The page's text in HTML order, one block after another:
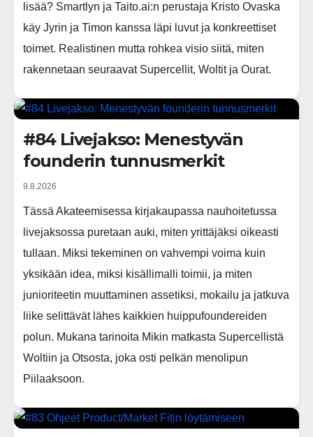
lisää? Smartlyn ja Taito.ai:n perustaja Kristo Ovaska
käy Jyrin ja Timon kanssa läpi luvut ja konkreettiset
toimet. Realistinen mutta rohkea visio siitä, miten
rakennetaan seuraavat Supercellit, Woltit ja Ourat.
#84 Livejakso: Menestyvän
founderin tunnusmerkit
9.8.2026
Tässä Akateemisessa kirjakaupassa nauhoitetussa
livejaksossa puretaan auki, miten yrittäjäksi oikeasti
tullaan. Miksi tekeminen on vahvempi voima kuin
yksikään idea, miksi kisällimalli toimii, ja miten
junioriteetin muuttaminen assetiksi, mokailu ja jatkuva
liike selittävät lähes kaikkien huippufoundereiden
polun. Mukana tarinoita Mikin matkasta Supercellistä
Woltiin ja Otsosta, joka osti pelkän menolipun
Piilaaksoon.